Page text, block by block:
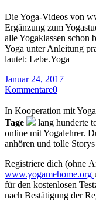
Die Yoga-Videos von
Ergänzung zum
alle Yogaklassen schon
Yoga unter Anleitung
lautet: Lebe.Yoga
Januar 24, 2017
Kommentare0
In Kooperation mit
Tage
lang hunderte
online mit Yogalehrer.
anhören und tolle Storys
Registriere dich (ohne
www.yogamehome.org
für den kostenlosen
nach Bestätigung der